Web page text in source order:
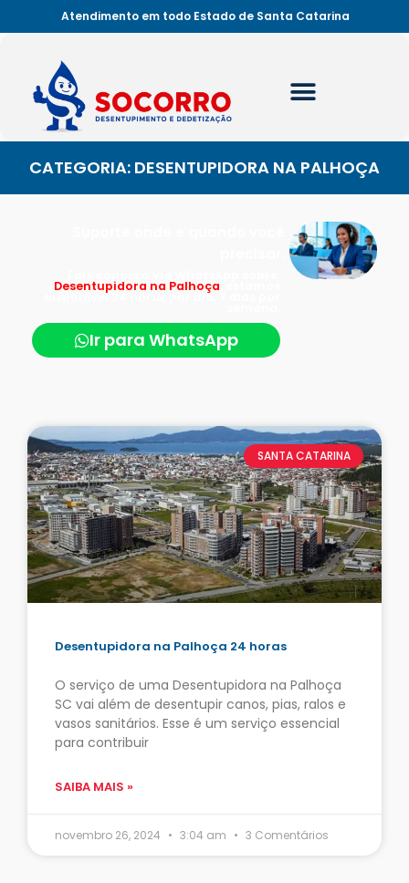
Atendimento em todo Estado de Santa Catarina
CATEGORIA: DESENTUPIDORA NA PALHOÇA
Desentupidora na Palhoça
disponível 24 horas por dia, 7 dias por
Ir para WhatsApp
SANTA CATARINA
Desentupidora na Palhoça 24 horas
O serviço de uma Desentupidora na Palhoça
SC vai além de desentupir canos, pias, ralos e
vasos sanitários. Esse é um serviço essencial
para contribuir
SAIBA MAIS »
novembro 26, 2024 3:04 am 3 Comentários